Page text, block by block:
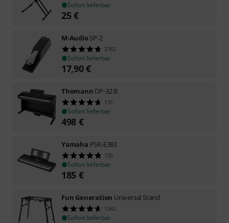
Sofort lieferbar
25€
M-AudioSP-2
2782
Sofort lieferbar
17,90€
Thomann DP-32 B
131
Sofort lieferbar
498 €
Yamaha PSR-E383
123
Sofort lieferbar
185 €
Fun Generation Universal Stand
1242
Sofort lieferbar